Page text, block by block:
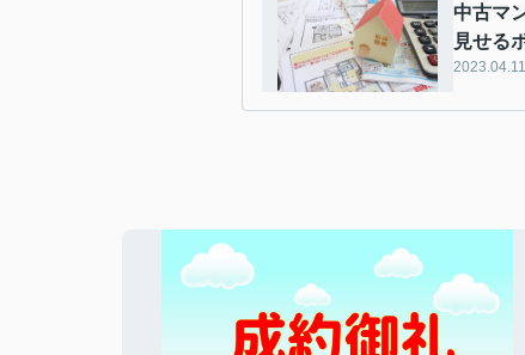
中古マ
見せる
2023.04.11